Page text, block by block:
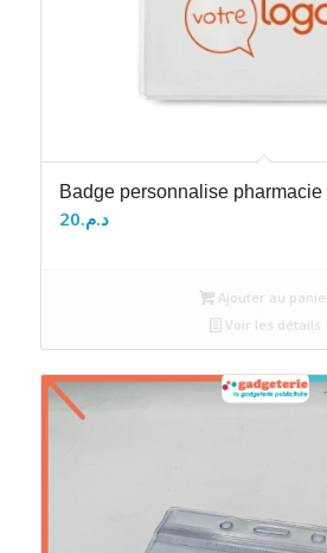
Badge personnalise pharmacie
د.م.20
Ajouter au
Voir les détails